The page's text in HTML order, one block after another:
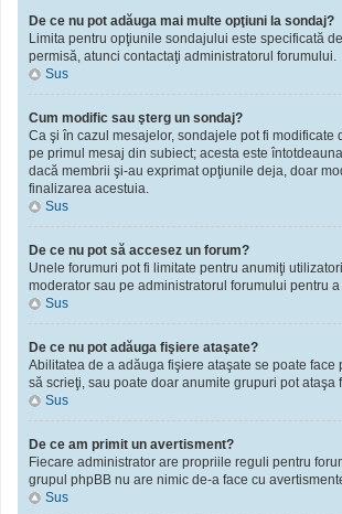
De ce nu pot adăuga mai multe opţiuni la sondaj?
Limita pentru opţiunile sondajului este specificată
permisă, atunci contactaţi administratorul forumului.
Sus
Cum modific sau şterg un sondaj?
Ca şi în cazul mesajelor, sondajele pot fi
pe primul mesaj din subiect; acesta este
dacă membrii şi-au exprimat opţiunile deja, doar
finalizarea acestuia.
Sus
De ce nu pot să accesez un forum?
Unele forumuri pot fi limitate pentru anumiţi
moderator sau pe administratorul forumului pentru
Sus
De ce nu pot adăuga fişiere ataşate?
Abilitatea de a adăuga fişiere ataşate se poate
să scrieţi, sau poate doar anumite grupuri pot
Sus
De ce am primit un avertisment?
Fiecare administrator are propriile reguli pentru
grupul phpBB nu are nimic de-a face cu
Sus